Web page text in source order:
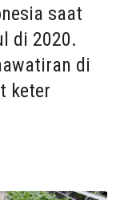
saat
di 2020.
di
keter